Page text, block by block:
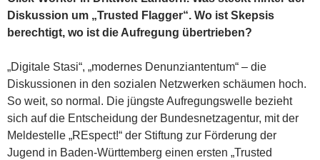
Diskussion um „Trusted Flagger“. Wo ist Skepsis
berechtigt, wo ist die Aufregung übertrieben?
„Digitale Stasi“, „modernes Denunziantentum“ – die
Diskussionen in den sozialen Netzwerken schäumen hoch.
So weit, so normal. Die jüngste Aufregungswelle bezieht
sich auf die Entscheidung der Bundesnetzagentur, mit der
Meldestelle „REspect!“ der Stiftung zur Förderung der
Jugend in Baden-Württemberg einen ersten „Trusted